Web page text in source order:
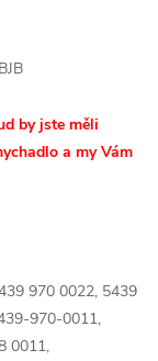
by jste měli
a my Vám
970 0022, 5439
970-0011,
0011,